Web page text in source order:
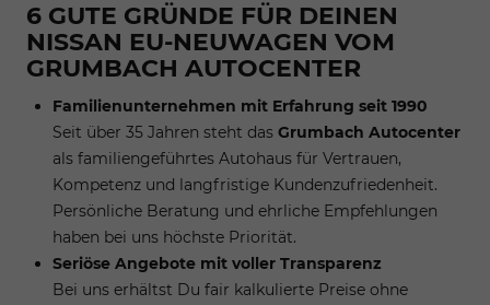
6 GUTE GRÜNDE FÜR DEINEN
NISSAN EU-NEUWAGEN VOM
GRUMBACH AUTOCENTER
Familienunternehmen mit Erfahrung seit 1990
Seit über 35 Jahren steht das Grumbach Autocenter
als familiengeführtes Autohaus für Vertrauen,
Kompetenz und langfristige Kundenzufriedenheit.
Persönliche Beratung und ehrliche Empfehlungen
haben bei uns höchste Priorität.
Seriöse Angebote mit voller Transparenz
Bei uns erhältst Du fair kalkulierte Preise ohne